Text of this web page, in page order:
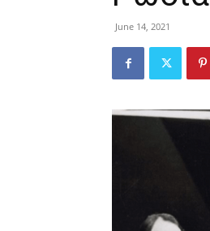
June 14, 2021